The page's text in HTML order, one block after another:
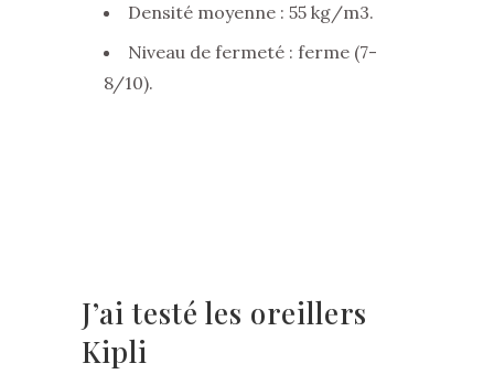
Densité moyenne : 55 kg/m3.
Niveau de fermeté : ferme (7-
8/10).
J’ai testé les oreillers
Kipli